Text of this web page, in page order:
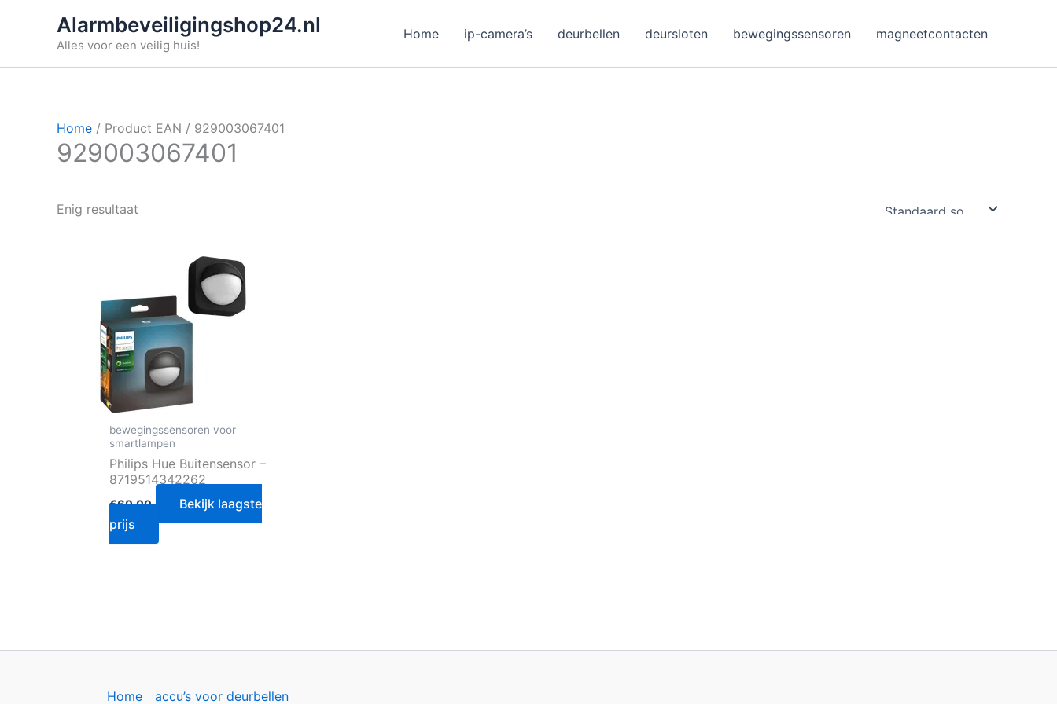
inhoud
Alarmbeveiligingshop24.nl
Alles voor een veilig huis!
Home ip-camera’s deurbellen deursloten bewegingssensoren magneetcontacten
Home / Product EAN / 929003067401
929003067401
Enig resultaat
bewegingssensoren voor
smartlampen
Philips Hue Buitensensor –
8719514342262
€60.00
Bekijk laagste
prijs
Home accu’s voor deurbellen